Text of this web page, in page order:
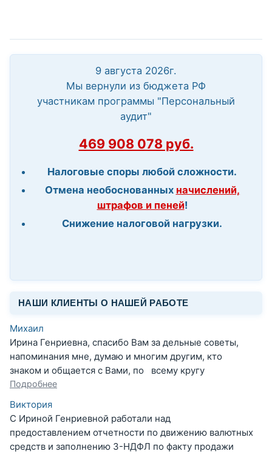
9 августа 2026г.
Мы вернули из бюджета РФ
участникам программы "Персональный
аудит"
469 908 078 руб.
Налоговые споры любой сложности.
Отмена необоснованных начислений,
штрафов и пеней!
Снижение налоговой нагрузки.
НАШИ КЛИЕНТЫ О НАШЕЙ РАБОТЕ
Михаил
Ирина Генриевна, спасибо Вам за дельные советы,
напоминания мне, думаю и многим другим, кто
знаком и общается с Вами, по всему кругу
Подробнее
Виктория
С Ириной Генриевной работали над
предоставлением отчетности по движению валютных
средств и заполнению 3-НДФЛ по факту продажи